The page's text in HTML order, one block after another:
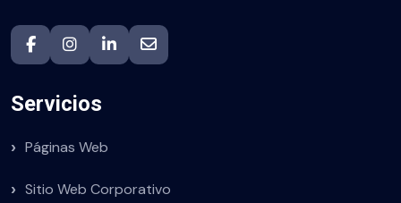
Servicios
Páginas Web
Sitio Web Corporativo